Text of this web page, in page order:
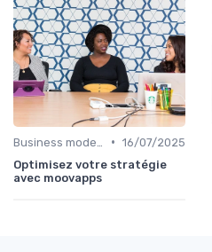
• 16/07/2025
Optimisez votre stratégie
avec moovapps